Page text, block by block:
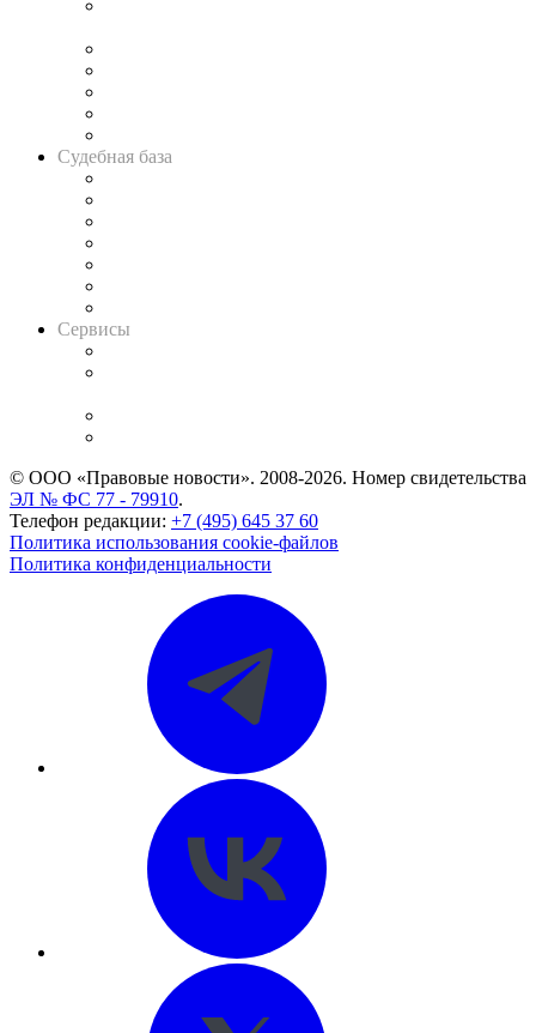
Судебная база
Сервисы
© ООО «Правовые новости». 2008-2026. Номер свидетельства
ЭЛ № ФС 77 - 79910.
Телефон редакции: +7 (495) 645 37 60
Политика использования cookie-файлов
Политика конфиденциальности